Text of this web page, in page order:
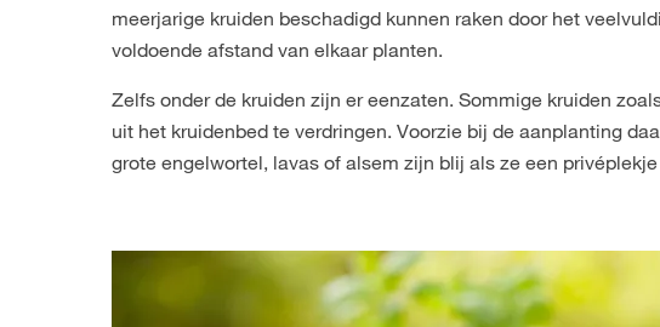
meerjarige kruiden beschadigd kunnen raken door het
voldoende afstand van elkaar planten.
Zelfs onder de kruiden zijn er eenzaten. Sommige kruiden
uit het kruidenbed te verdringen. Voorzie bij de aanplanting
grote engelwortel, lavas of alsem zijn blij als ze een